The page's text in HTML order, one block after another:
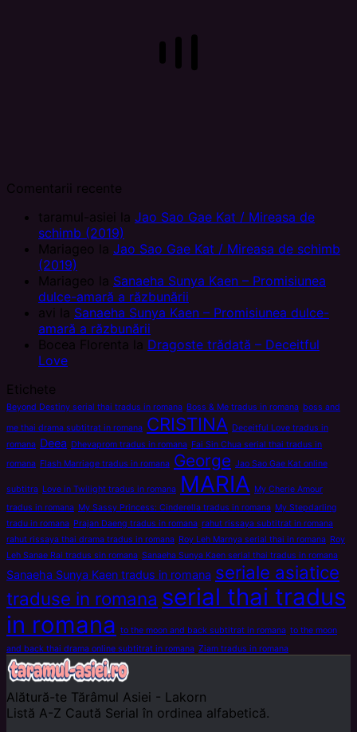
Comentarii recente
taramul-asiei
la Jao Sao Gae Kat / Mireasa de
schimb (2019)
Mariageo la Jao Sao Gae Kat / Mireasa de schimb
(2019)
Mariageo la Sanaeha Sunya Kaen – Promisiunea
dulce-amară a răzbunării
avi
la Sanaeha Sunya Kaen – Promisiunea dulce-
amară a răzbunării
Bocea Florenta la Dragoste trădată – Deceitful
Love
Etichete
Beyond Destiny serial thai tradus in romana Boss & Me tradus in romana boss and
me thai drama subtitrat in romana CRISTINA Deceitful Love tradus in
romana Deea Dhevaprom tradus in romana Fai Sin Chua serial thai tradus in
romana Flash Marriage tradus in romana George Jao Sao Gae Kat online
subtitra Love in Twilight tradus in romana MARIA My Cherie Amour
tradus in romana My Sassy Princess: Cinderella tradus in romana My Stepdarling
tradu in romana Prajan Daeng tradus in romana rahut rissaya subtitrat in romana
rahut rissaya thai drama tradus in romana Roy Leh Marnya serial thai in romana Roy
Leh Sanae Rai tradus sin romana Sanaeha Sunya Kaen serial thai tradus in romana
Sanaeha Sunya Kaen tradus in romana seriale asiatice
traduse in romana serial thai tradus
in romana to the moon and back subtitrat in romana to the moon
and back thai drama online subtitrat in romana Ziam tradus in romana
Alătură-te Tărâmul Asiei - Lakorn
Listă A-Z Caută Serial în ordinea alfabetică.